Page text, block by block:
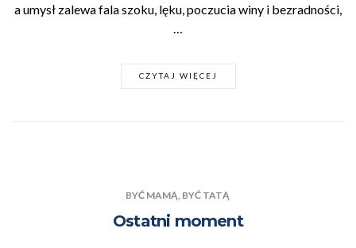
a umysł zalewa fala szoku, lęku, poczucia winy i bezradności,
CZYTAJ WIĘCEJ
BYĆ MAMĄ, BYĆ TATĄ
Ostatni moment